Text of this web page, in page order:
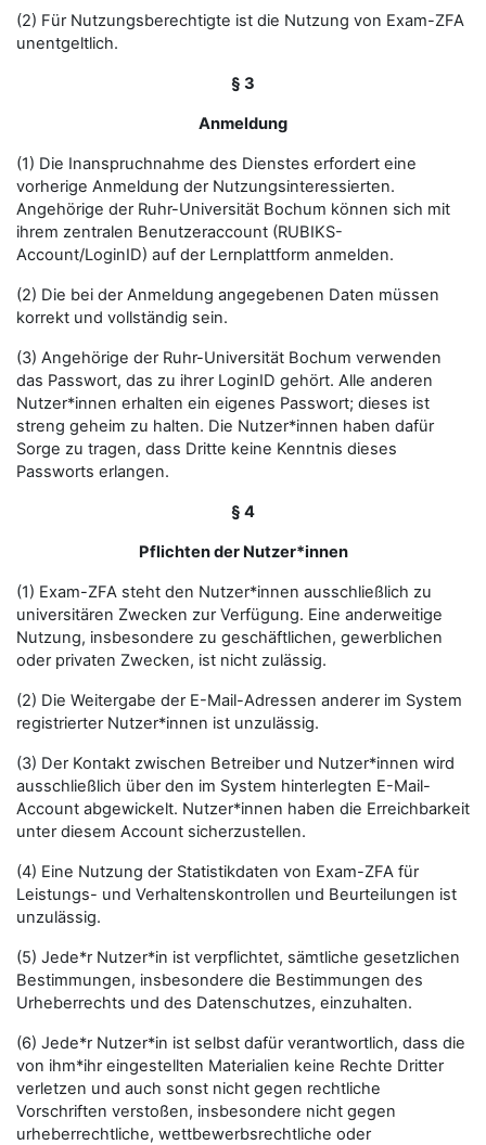
(2) Für Nutzungsberechtigte ist die Nutzung von Exam-ZFA
unentgeltlich.
§ 3
Anmeldung
(1) Die Inanspruchnahme des Dienstes erfordert eine
vorherige Anmeldung der Nutzungsinteressierten.
Angehörige der Ruhr-Universität Bochum können sich mit
ihrem zentralen Benutzeraccount (RUBIKS-
Account/LoginID) auf der Lernplattform anmelden.
(2) Die bei der Anmeldung angegebenen Daten müssen
korrekt und vollständig sein.
(3) Angehörige der Ruhr-Universität Bochum verwenden
das Passwort, das zu ihrer LoginID gehört. Alle anderen
Nutzer*innen erhalten ein eigenes Passwort; dieses ist
streng geheim zu halten. Die Nutzer*innen haben dafür
Sorge zu tragen, dass Dritte keine Kenntnis dieses
Passworts erlangen.
§ 4
Pflichten der Nutzer*innen
(1) Exam-ZFA steht den Nutzer*innen ausschließlich zu
universitären Zwecken zur Verfügung. Eine anderweitige
Nutzung, insbesondere zu geschäftlichen, gewerblichen
oder privaten Zwecken, ist nicht zulässig.
(2) Die Weitergabe der E-Mail-Adressen anderer im System
registrierter Nutzer*innen ist unzulässig.
(3) Der Kontakt zwischen Betreiber und Nutzer*innen wird
ausschließlich über den im System hinterlegten E-Mail-
Account abgewickelt. Nutzer*innen haben die Erreichbarkeit
unter diesem Account sicherzustellen.
(4) Eine Nutzung der Statistikdaten von Exam-ZFA für
Leistungs- und Verhaltenskontrollen und Beurteilungen ist
unzulässig.
(5) Jede*r Nutzer*in ist verpflichtet, sämtliche gesetzlichen
Bestimmungen, insbesondere die Bestimmungen des
Urheberrechts und des Datenschutzes, einzuhalten.
(6) Jede*r Nutzer*in ist selbst dafür verantwortlich, dass die
von ihm*ihr eingestellten Materialien keine Rechte Dritter
verletzen und auch sonst nicht gegen rechtliche
Vorschriften verstoßen, insbesondere nicht gegen
urheberrechtliche, wettbewerbsrechtliche oder